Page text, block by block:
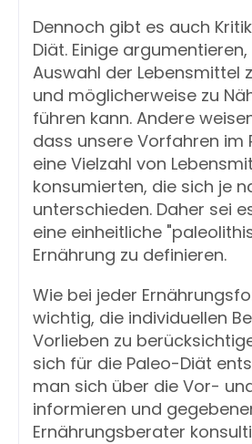
Dennoch gibt es auch
Diät. Einige
Auswahl der Lebensmittel
und möglicherweise zu
führen kann. Andere
dass unsere Vorfahren im
eine Vielzahl von
konsumierten, die sich je
unterschieden. Daher sei
eine einheitliche
Ernährung zu definieren.
Wie bei jeder
wichtig, die individuellen
Vorlieben zu
sich für die Paleo-Diät
man sich über die Vor-
informieren und
Ernährungsberater